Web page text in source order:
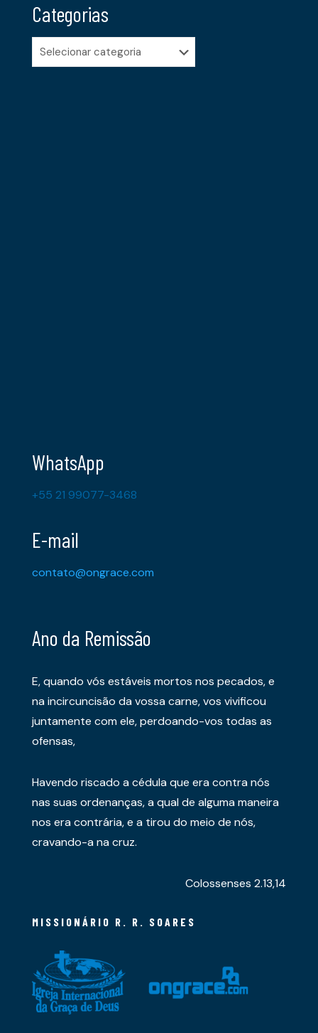
Categorias
Categorias
WhatsApp
+55 21 99077-3468
E-mail
contato@ongrace.com
Ano da Remissão
E, quando vós estáveis mortos nos pecados, e
na incircuncisão da vossa carne, vos vivificou
juntamente com ele, perdoando-vos todas as
ofensas,
Havendo riscado a cédula que era contra nós
nas suas ordenanças, a qual de alguma maneira
nos era contrária, e a tirou do meio de nós,
cravando-a na cruz.
Colossenses 2.13,14
MISSIONÁRIO R. R. SOARES